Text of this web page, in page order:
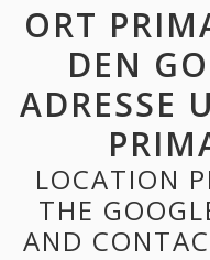
ORT
DEN
ADRESSE
LOCATION
THE
AND